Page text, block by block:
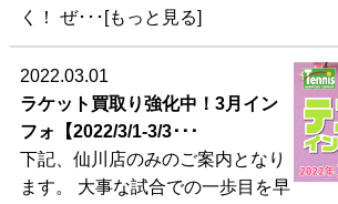
く！ ぜ･･･[もっと見る]
2022.03.01
ラケット買取り強化中！3月イン
フォ【2022/3/1-3/3･･･
下記、仙川店のみのご案内となり
ます。 大事な試合での一歩目を早